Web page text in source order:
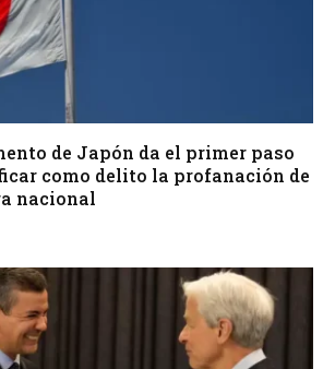
de Japón da el primer paso
como delito la profanación de
nacional